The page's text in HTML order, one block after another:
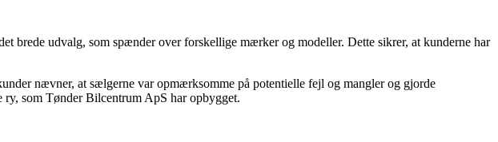
brede udvalg, som spænder over forskellige mærker og modeller. Dette sikrer, at kunderne har
nævner, at sælgerne var opmærksomme på potentielle fejl og mangler og gjorde
som Tønder Bilcentrum ApS har opbygget.